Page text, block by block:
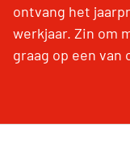
ontvang het
werkjaar. Zin om
graag op een